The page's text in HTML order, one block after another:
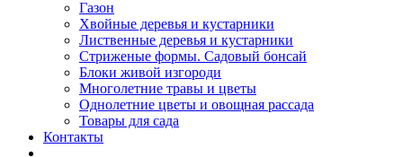
Газон
Хвойные деревья и кустарники
Лиственные деревья и кустарники
Стриженые формы. Садовый бонсай
Блоки живой изгороди
Многолетние травы и цветы
Однолетние цветы и овощная рассада
Товары для сада
Контакты